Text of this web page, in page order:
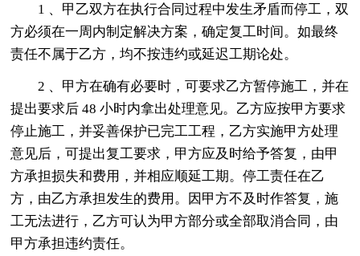
1 、甲乙双方在执行合同过程中发生矛盾而停工，双
方必须在一周内制定解决方案，确定复工时间。如最终
责任不属于乙方，均不按违约或延迟工期论处。
2 、甲方在确有必要时，可要求乙方暂停施工，并在
提出要求后 48 小时内拿出处理意见。乙方应按甲方要求
停止施工，并妥善保护已完工工程，乙方实施甲方处理
意见后，可提出复工要求，甲方应及时给予答复，由甲
方承担损失和费用，并相应顺延工期。停工责任在乙
方，由乙方承担发生的费用。因甲方不及时作答复，施
工无法进行，乙方可认为甲方部分或全部取消合同，由
甲方承担违约责任。